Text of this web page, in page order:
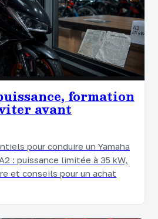
formation
avant
pour conduire un Yamaha
: puissance limitée à 35 kW,
et conseils pour un achat